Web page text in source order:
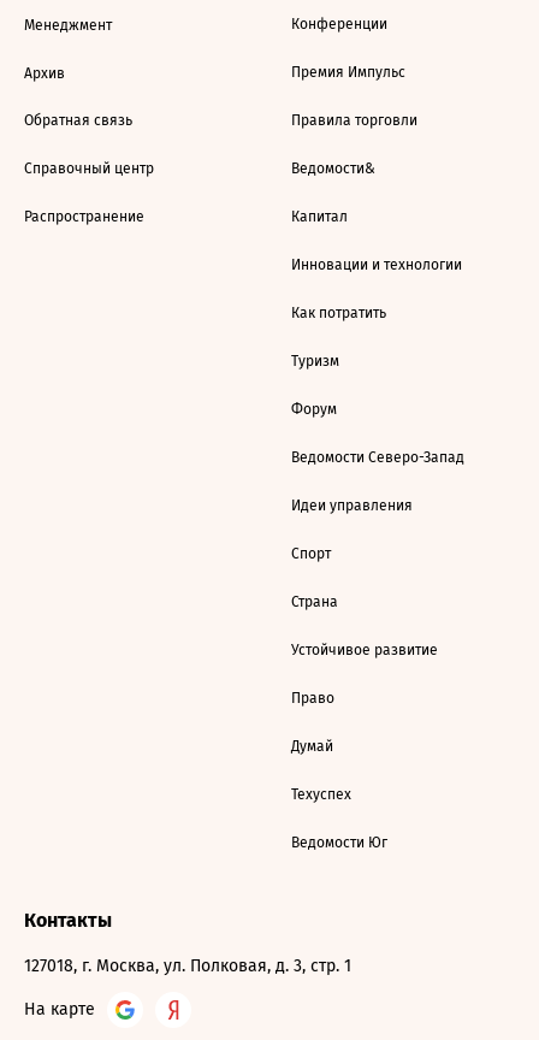
Менеджмент
Архив
Обратная связь
Справочный центр
Распространение
Конференции
Премия Импульс
Правила торговли
Ведомости&
Капитал
Инновации и технологии
Как потратить
Туризм
Форум
Ведомости Северо-Запад
Идеи управления
Спорт
Страна
Устойчивое развитие
Право
Думай
Техуспех
Ведомости Юг
Контакты
127018, г. Москва, ул. Полковая, д. 3, стр. 1
На карте